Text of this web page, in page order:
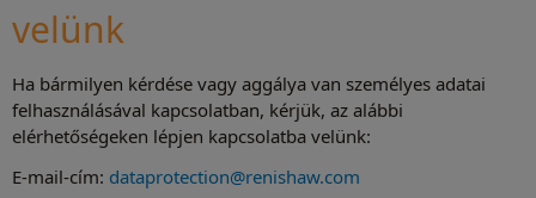
velünk
Ha bármilyen kérdése vagy aggálya van személyes adatai
felhasználásával kapcsolatban, kérjük, az alábbi
elérhetőségeken lépjen kapcsolatba velünk:
E-mail-cím: dataprotection@renishaw.com